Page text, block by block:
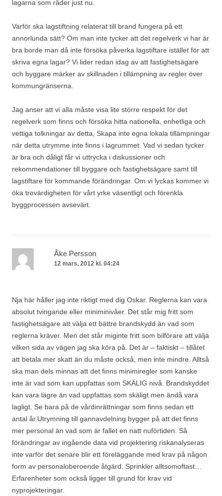
lagarna som råder just nu.
Varför ska lagstiftning relaterat till brand fungera på ett
annorlunda sätt? Om man inte tycker att det regelverk vi har är
bra borde man då inte försöka påverka lagstiftare istället för att
skriva egna lagar? Vi lider redan idag av att fastighetsägare
och byggare märker av skillnaden i tillämpning av regler över
kommungränserna.
Jag anser att vi alla måste visa lite större respekt för det
regelverk som finns och försöka hitta nationella, enhetliga och
vettiga tolkningar av detta, Skapa inte egna lokala tillämpningar
när detta utrymme inte finns i lagrummet. Vad vi sedan tycker
är bra och dåligt får vi uttrycka i diskussioner och
rekommendationer till byggare och fastighetsägare samt till
lagstiftare för kommande förändringar. Om vi lyckas kommer vi
öka trovärdigheten för vårt yrke väsentligt och förenkla
byggprocessen avsevärt.
Åke Persson
12 mars, 2012 kl. 04:24
Nja här håller jag inte riktigt med dig Oskar. Reglerna kan vara
absolut tvingande eller miniminivåer. Det står mig fritt som
fastighetsägare att välja ett bättre brandskydd än vad som
reglerna kräver. Men det står miginte fritt som bilförare att välja
vilken sida av vägen jag ska köra på. Det är – faktiskt – tillåtet
att betala mer skatt än du måste också, men inte mindre. Alltså
ska man dels minnas att det finns minimiregler som kanske
inte är vad som kan uppfattas som SKÄLIG nivå. Brandskyddet
kan vara lägre än vad uppfattas som skäligt men ändå vara
lagligt. Se bara på de vårdinrättningar som finns sedan ett
antal år.Utrymning till gannavdelning bygger på att det finns
mer personal än vad som är fallet en natt nuförtiden. Så
förändringar av ingående data vid projektering riskanalyseras
inte varför det senare blir ett föreläggande med krav på någon
form av personaloberoende åtgärd. Sprinkler alltsomoftast…
Erfarenheter som också ligger till grund för krav vid
nyprojekteringar.